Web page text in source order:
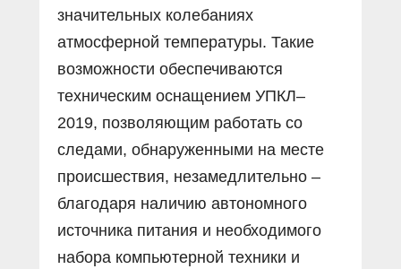
значительных колебаниях
атмосферной температуры. Такие
возможности обеспечиваются
техническим оснащением УПКЛ–
2019, позволяющим работать со
следами, обнаруженными на месте
происшествия, незамедлительно –
благодаря наличию автономного
источника питания и необходимого
набора компьютерной техники и